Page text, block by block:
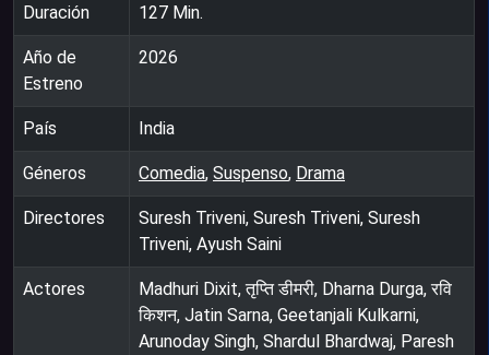
Duración 127 Min.
Año de
Estreno
2026
País India
Géneros Comedia, Suspenso, Drama
Directores
Suresh Triveni, Suresh Triveni, Suresh
Triveni, Ayush Saini
Actores
Madhuri Dixit, तृप्ति डीमरी, Dharna Durga, रवि
किशन, Jatin Sarna, Geetanjali Kulkarni,
Arunoday Singh, Shardul Bhardwaj, Paresh